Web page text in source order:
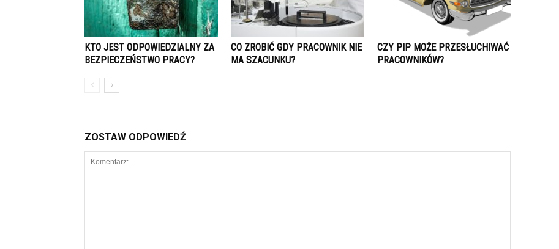
KTO JEST ODPOWIEDZIALNY ZA
BEZPIECZEŃSTWO PRACY?
CO ZROBIĆ GDY PRACOWNIK NIE
MA SZACUNKU?
CZY PIP MOŻE PRZESŁUCHIWAĆ
PRACOWNIKÓW?
ZOSTAW ODPOWIEDŹ